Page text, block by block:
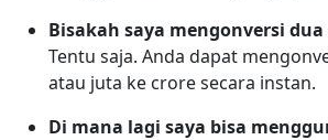
Bisakah saya mengonversi dua
Tentu saja. Anda dapat
atau juta ke crore secara instan.
Di mana lagi saya bisa